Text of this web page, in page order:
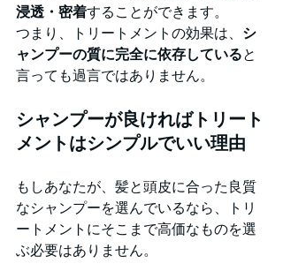
浸透・密着することができます。
つまり、トリートメントの効果は、 シ
ャンプーの質に完全に依存していると
言っても過言ではありません。
シャンプーが良ければトリート
メントはシンプルでいい理由
もしあなたが、髪と頭皮に合った良質
なシャンプーを選んでいるなら、トリ
ートメントにそこまで高価なものを選
ぶ必要はありません。